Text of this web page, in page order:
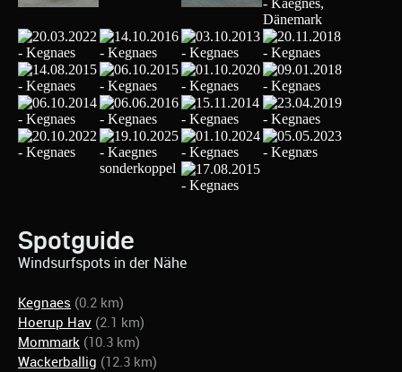
Spotguide
Windsurfspots in der Nähe
Kegnaes (0.2 km)
Hoerup Hav (2.1 km)
Mommark (10.3 km)
Wackerballig (12.3 km)